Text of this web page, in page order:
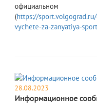
(https://
vychete-za-zanyatiya-
28.08.2023
Информационное